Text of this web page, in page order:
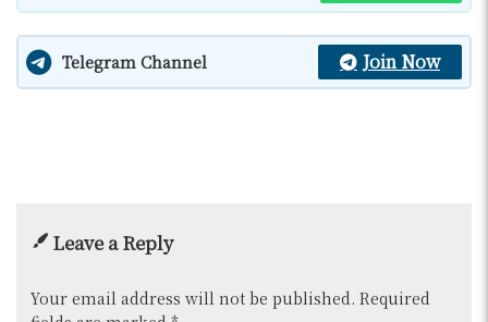
Telegram Channel Join Now
Leave a Reply
Your email address will not be published. Required